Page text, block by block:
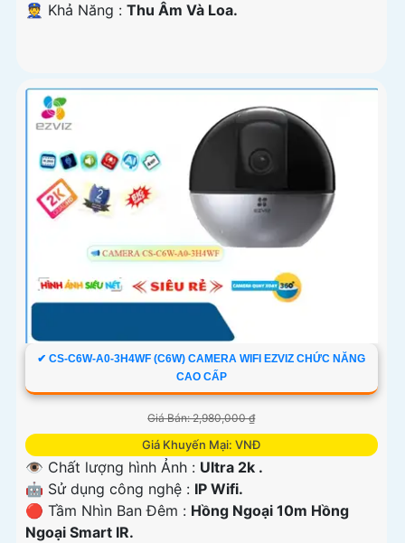
️👮 Khả Năng : Thu Âm Và Loa.
✔ CS-C6W-A0-3H4WF (C6W) CAMERA WIFI EZVIZ CHỨC NĂNG
CAO CẤP
Giá Bán: 2,980,000 ₫
Giá Khuyến Mại: VNĐ
👁 Chất lượng hình Ảnh : Ultra 2k .
🤖️ Sử dụng công nghệ : IP Wifi.
🔴 Tầm Nhìn Ban Đêm : Hồng Ngoại 10m Hồng
Ngoại Smart IR.